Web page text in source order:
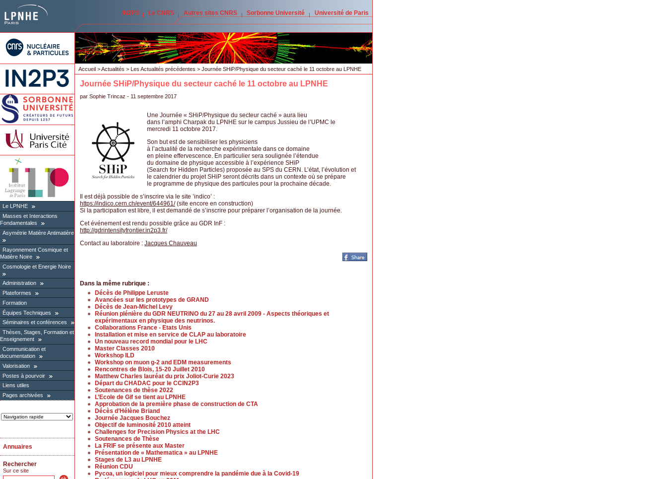
IN2P3 Le CNRS Autres sites CNRS Sorbonne Université Université de Paris
Le LPNHE
Masses et Interactions
Fondamentales
Asymétrie Matière Antimatière
Rayonnement Cosmique et
Matière Noire
Cosmologie et Energie Noire
Administration
Plateformes
Formation
Équipes Techniques
Séminaires et conférences
Thèses, Stages, Formation et
Enseignement
Communication et
documentation
Valorisation
Postes à pourvoir
Liens utiles
Pages archivées
Annuaires
Rechercher
Sur ce site
Accueil >Actualités > Les Actualités précédentes > Journée SHiP/Physique du secteur caché le 11 octobre au LPNHE
Journée SHiP/Physique du secteur caché le 11 octobre au LPNHE
par Sophie Trincaz - 11 septembre 2017
Une Journée « SHiP/Physique du secteur caché » aura lieu
dans l’amphi Charpak du LPNHE sur le campus Jussieu de l’UPMC le
mercredi 11 octobre 2017.
Son but est de sensibiliser les physiciens
à l’actualité de la recherche expérimentale dans ce domaine
en pleine effervescence. En particulier sera soulignée l’étendue
du domaine de physique accessible à l’expérience SHiP
(Search for Hidden Particles) proposée au SPS du CERN. L’état, l’évolution et
le calendrier du projet SHiP seront décrits dans un contexte où se prépare
le programme de physique des particules pour la prochaine décade.
Il est déjà possible de s’inscrire via le site ’indico’ :
https://indico.cern.ch/event/644961/(site encore en construction)
Si la participation est libre, il est demandé de s’inscrire pour préparer l’organisation de la journée.
Cet événement est rendu possible grâce au GDR InF :
http://gdrintensityfrontier.in2p3.fr/
Contact au laboratoire : Jacques Chauveau
Dans la même rubrique :
Décès de Philippe Leruste
Avancées sur les prototypes de GRAND
Décès de Jean-Michel Levy
Réunion plénière du GDR NEUTRINO du 27 au 28 avril 2009 - Aspects théoriques et
expérimentaux en physique des neutrinos.
Collaborations France - Etats Unis
Installation et mise en service de CLAP au laboratoire
Un nouveau record mondial pour le LHC
Master Classes 2010
Workshop ILD
Workshop on muon g-2 and EDM measurements
Rencontres de Blois, 15-20 Juillet 2010
Matthew Charles lauréat du prix Joliot-Curie 2023
Départ du CHADAC pour le CCIN2P3
Soutenances de thèse 2022
L’Ecole de Gif se tient au LPNHE
Approbation de la première phase de construction de CTA
Décès d’Hélène Briand
Journée Jacques Bouchez
Objectif de luminosité 2010 atteint
Challenges for Precision Physics at the LHC
Soutenances de Thèse
La FRIF se présente aux Master
Présentation de « Mathematica » au LPNHE
Stages de L3 au LPNHE
Réunion CDU
Pycoa, un logiciel pour mieux comprendre la pandémie due à la Covid-19